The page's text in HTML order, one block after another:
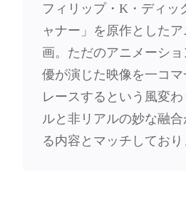
フィリップ・K・ディッ
ャナー」を原作とした
画。ただのアニメーシ
優が演じた映像を一コマ
レースするという風変
ルと非リアルの妙な融
る内容とマッチしており